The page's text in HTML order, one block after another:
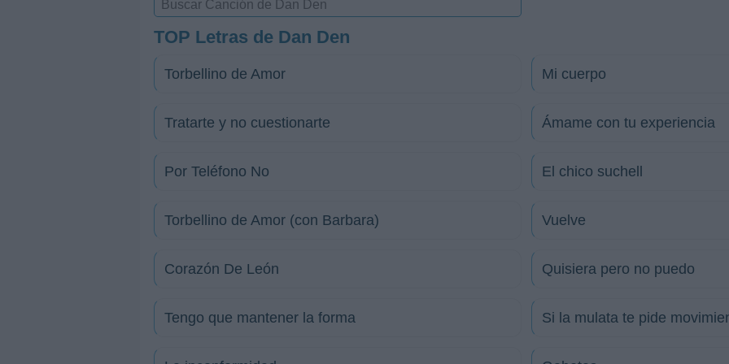
TOP Letras de Dan Den
Torbellino de Amor Mi cuerpo
Tratarte y no cuestionarte Ámame con tu experiencia
Por Teléfono No El chico suchell
Torbellino de Amor (con Barbara) Vuelve
Corazón De León Quisiera pero no puedo
Tengo que mantener la forma Si la mulata te pide